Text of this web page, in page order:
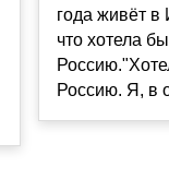
года живёт в
что хотела
Россию. Я, в